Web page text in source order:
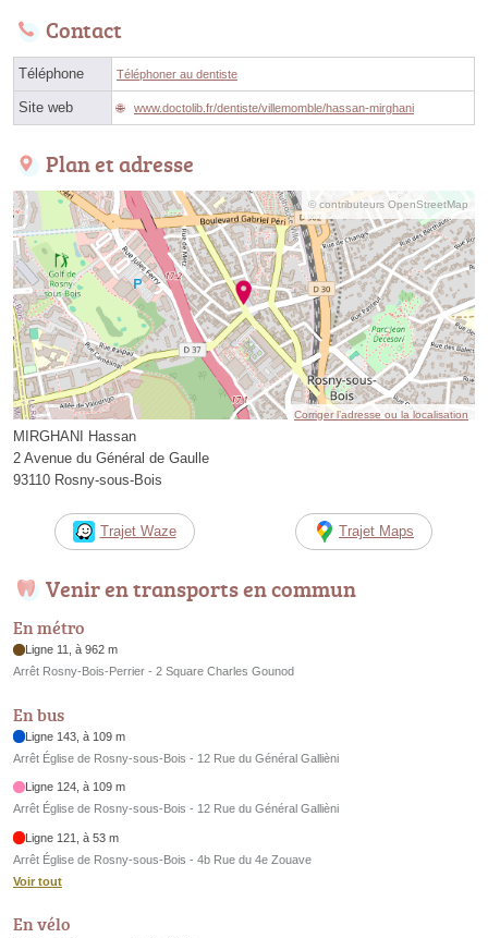
Contact
Téléphone Téléphoner au dentiste
Site web www.doctolib.fr/dentiste/villemomble/hassan-mirghani
Plan et adresse
© contributeurs OpenStreetMap
Corriger l’adresse ou la localisation
MIRGHANI Hassan
2 Avenue du Général de Gaulle
93110 Rosny-sous-Bois
Trajet Waze Trajet Maps
Venir en transports en commun
En métro
Ligne 11, à 962 m
Arrêt Rosny-Bois-Perrier - 2 Square Charles Gounod
En bus
Ligne 143, à 109 m
Arrêt Église de Rosny-sous-Bois - 12 Rue du Général Gallièni
Ligne 124, à 109 m
Arrêt Église de Rosny-sous-Bois - 12 Rue du Général Gallièni
Ligne 121, à 53 m
Arrêt Église de Rosny-sous-Bois - 4b Rue du 4e Zouave
Voir tout
En vélo